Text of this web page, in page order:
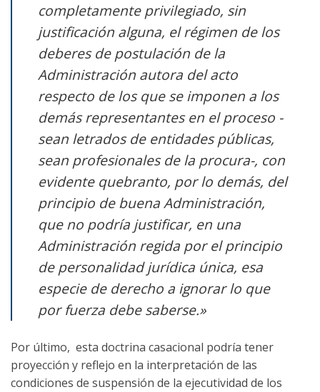
completamente privilegiado, sin
justificación alguna, el régimen de los
deberes de postulación de la
Administración autora del acto
respecto de los que se imponen a los
demás representantes en el proceso -
sean letrados de entidades públicas,
sean profesionales de la procura-, con
evidente quebranto, por lo demás, del
principio de buena Administración,
que no podría justificar, en una
Administración regida por el principio
de personalidad jurídica única, esa
especie de derecho a ignorar lo que
por fuerza debe saberse.»
Por último, esta doctrina casacional podría tener
proyección y reflejo en la interpretación de las
condiciones de suspensión de la ejecutividad de los